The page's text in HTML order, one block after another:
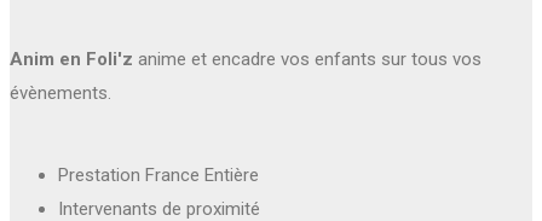
Anim en Foli'z anime et encadre vos enfants sur tous vos
évènements.
Prestation France Entière
Intervenants de proximité